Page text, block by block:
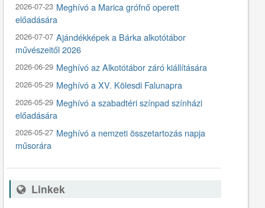
2026-07-23 Meghívó a Marica grófnő operett
előadására
2026-07-07 Ajándékképek a Bárka alkotótábor
művészeitől 2026
2026-06-29 Meghívó az Alkotótábor záró kiállítására
2026-05-29 Meghívó a XV. Kölesdi Falunapra
2026-05-29 Meghívó a szabadtéri színpad színházi
előadására
2026-05-27 Meghívó a nemzeti összetartozás napja
műsorára
Linkek